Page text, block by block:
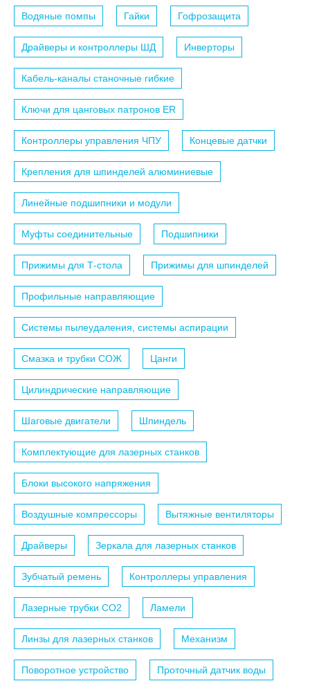
Водяные помпы Гайки Гофрозащита
Драйверы и контроллеры ШД Инверторы
Кабель-каналы станочные гибкие
Ключи для цанговых патронов ER
Контроллеры управления ЧПУ Концевые датчки
Крепления для шпинделей алюминиевые
Линейные подшипники и модули
Муфты соединительные Подшипники
Прижимы для Т-стола Прижимы для шпинделей
Профильные направляющие
Системы пылеудаления, системы аспирации
Смазка и трубки СОЖ Цанги
Цилиндрические направляющие
Шаговые двигатели Шпиндель
Комплектующие для лазерных станков
Блоки высокого напряжения
Воздушные компрессоры Вытяжные вентиляторы
Драйверы Зеркала для лазерных станков
Зубчатый ремень Контроллеры управления
Лазерные трубки СО2 Ламели
Линзы для лазерных станков Механизм
Поворотное устройство Проточный датчик воды